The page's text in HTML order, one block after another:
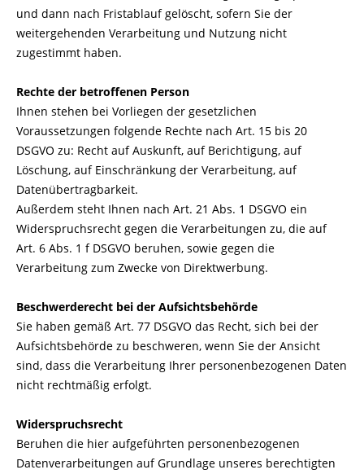
und dann nach Fristablauf gelöscht, sofern Sie der
weitergehenden Verarbeitung und Nutzung nicht
zugestimmt haben.
Rechte der betroffenen Person
Ihnen stehen bei Vorliegen der gesetzlichen
Voraussetzungen folgende Rechte nach Art. 15 bis 20
DSGVO zu: Recht auf Auskunft, auf Berichtigung, auf
Löschung, auf Einschränkung der Verarbeitung, auf
Datenübertragbarkeit.
Außerdem steht Ihnen nach Art. 21 Abs. 1 DSGVO ein
Widerspruchsrecht gegen die Verarbeitungen zu, die auf
Art. 6 Abs. 1 f DSGVO beruhen, sowie gegen die
Verarbeitung zum Zwecke von Direktwerbung.
Beschwerderecht bei der Aufsichtsbehörde
Sie haben gemäß Art. 77 DSGVO das Recht, sich bei der
Aufsichtsbehörde zu beschweren, wenn Sie der Ansicht
sind, dass die Verarbeitung Ihrer personenbezogenen Daten
nicht rechtmäßig erfolgt.
Widerspruchsrecht
Beruhen die hier aufgeführten personenbezogenen
Datenverarbeitungen auf Grundlage unseres berechtigten